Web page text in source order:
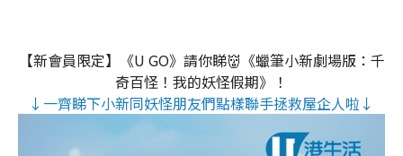
【新會員限定】《U GO》請你睇👹《蠟筆小新劇場版：千
奇百怪！我的妖怪假期》！
↓一齊睇下小新同妖怪朋友們點樣聯手拯救屋企人啦↓